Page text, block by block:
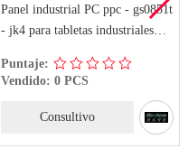
Panel industrial PC ppc - gs0851t
- jk4 para tabletas industriales
Puntaje:
Vendido: 0 PCS
Consultivo